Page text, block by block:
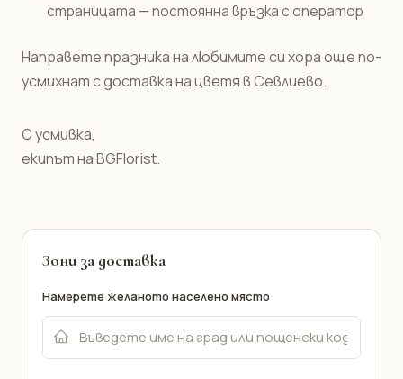
страницата — постоянна връзка с оператор
Направете празника на любимите си хора още по-
усмихнат с доставка на цветя в Севлиево.
С усмивка,
екипът на BGFlorist.
Зони за доставка
Намерете желаното населено място